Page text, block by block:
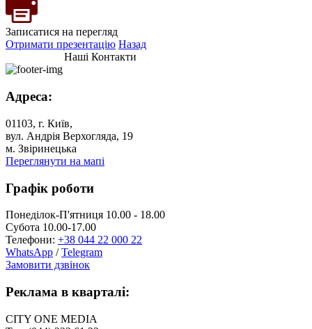
Записатися на перегляд
Отримати презентацію Назад
Наші Контакти
Адреса:
01103, г. Київ,
вул. Андрія Верхогляда, 19
м. Звіринецька
Переглянути на мапі
Графік роботи
Понеділок-П'ятниця 10.00 - 18.00
Субота 10.00-17.00
Телефони: +38 044 22 000 22
WhatsApp /Telegram
Замовити дзвінок
Реклама в кварталі:
CITY ONE MEDIA